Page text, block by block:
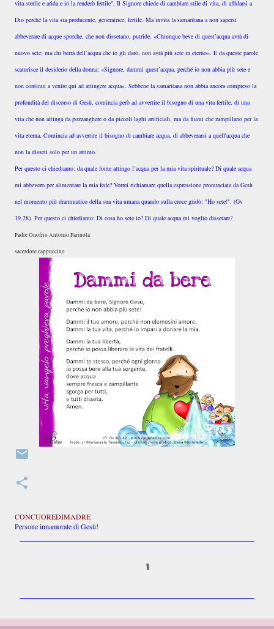
vita sterile e arida e io la renderò fertile". Il Signore chiede di cambiare stile di vita, di affidarsi a
Dio perché la vita sia producente, generatrice, fertile. Ma invita la samaritana a non sapersi
abbeverare di acque sporche, che non dissetano, putride. «Chiunque beve di quest’acqua avrà di
nuovo sete; ma chi berrà dell’acqua che io gli darò, non avrà più sete in eterno». E da queste parole
scaturisce il desiderio della donna: «Signore, dammi quest’acqua, perché io non abbia più sete e
non continui a venire qui ad attingere acqua». Sebbene la samaritana non abbia ancora compreso la
profondità del discorso di Gesù, comincia però ad avvertire il bisogno di una vita fertile, di una
vita che non attinga da pozzanghere o da piccoli laghi artificiali, ma da fiumi che zampillano per la
vita eterna. Comincia ad avvertire il bisogno di cambiare acqua, di abbeverarsi a quell'acqua che
non la disseti solo per un attimo.
Per questo ci chiediamo: da quale fonte attingo l’acqua per la mia vita spirituale? Di quale acqua
mi abbevero per alimentare la mia fede? Vorrei richiamare quella espressione pronunciata da Gesù
nel momento più drammatico della sua vita umana quando sulla croce gridò: "Ho sete!". (Gv
19,28). Per questo ci chiediamo: Di cosa ho sete io? Di quale acqua mi voglio dissetare?
Padre Onofrio Antonio Farinola
sacerdote cappuccino
CONCUOREDIMADRE
Persone innamorate di Gesù!
n